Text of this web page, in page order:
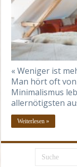
« Weniger ist
Man hört oft
Minimalismus
allernötigsten
Weiterlesen »